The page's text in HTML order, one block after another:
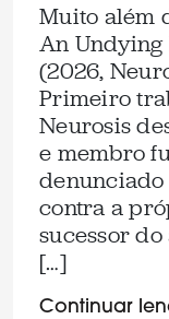
Muito além
An Undying
(2026,
Primeiro
Neurosis
e membro
denunciado
contra a
sucessor
[…]
Continuar